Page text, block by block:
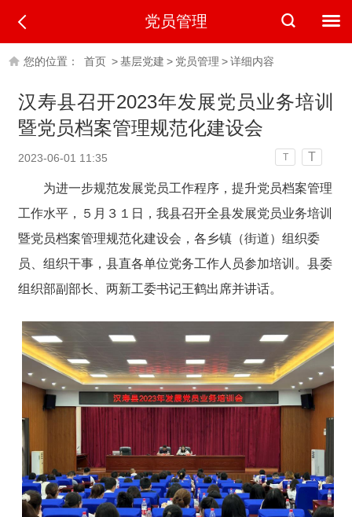
党员管理
您的位置： 首页 >基层党建 > 党员管理 >详细内容
汉寿县召开2023年发展党员业务培训
暨党员档案管理规范化建设会
2023-06-01 11:35 T T
为进一步规范发展党员工作程序，提升党员档案管理
工作水平，５月３１日，我县召开全县发展党员业务培训
暨党员档案管理规范化建设会，各乡镇（街道）组织委
员、组织干事，县直各单位党务工作人员参加培训。县委
组织部副部长、两新工委书记王鹤出席并讲话。